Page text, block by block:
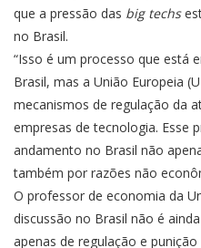
que a pressão das big techs
no Brasil.
“Isso é um processo que está
Brasil, mas a União Europeia
mecanismos de regulação da
empresas de tecnologia. Esse
andamento no Brasil não
também por razões não
O professor de economia da
discussão no Brasil não é
apenas de regulação e